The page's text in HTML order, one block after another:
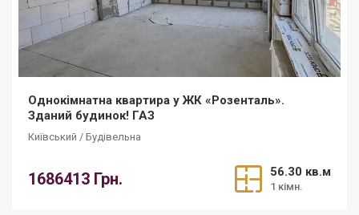
Однокімнатна квартира у ЖК «Розенталь».
Зданий будинок! ГАЗ
Київський / Будівельна
1686413 Грн. 56.30 кв.м
1 кімн.